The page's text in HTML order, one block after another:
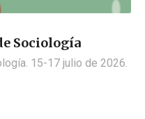
Sociología
15-17 julio de 2026.